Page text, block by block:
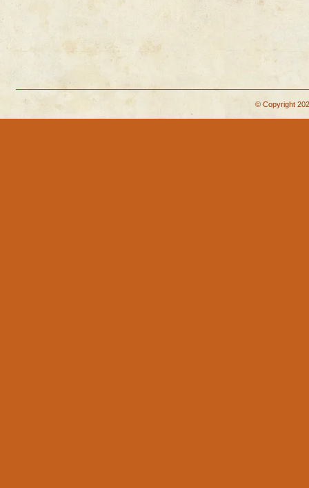
© Copyright